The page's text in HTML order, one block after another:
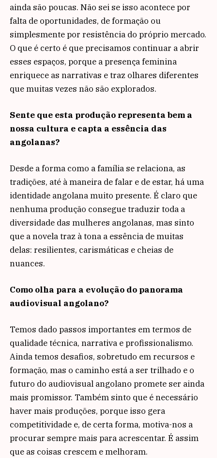
ainda são poucas. Não sei se isso acontece por
falta de oportunidades, de formação ou
simplesmente por resistência do próprio mercado.
O que é certo é que precisamos continuar a abrir
esses espaços, porque a presença feminina
enriquece as narrativas e traz olhares diferentes
que muitas vezes não são explorados.
Sente que esta produção representa bem a
nossa cultura e capta a essência das
angolanas?
Desde a forma como a família se relaciona, as
tradições, até à maneira de falar e de estar, há uma
identidade angolana muito presente. É claro que
nenhuma produção consegue traduzir toda a
diversidade das mulheres angolanas, mas sinto
que a novela traz à tona a essência de muitas
delas: resilientes, carismáticas e cheias de
nuances.
Como olha para a evolução do panorama
audiovisual angolano?
Temos dado passos importantes em termos de
qualidade técnica, narrativa e profissionalismo.
Ainda temos desafios, sobretudo em recursos e
formação, mas o caminho está a ser trilhado e o
futuro do audiovisual angolano promete ser ainda
mais promissor. Também sinto que é necessário
haver mais produções, porque isso gera
competitividade e, de certa forma, motiva-nos a
procurar sempre mais para acrescentar. É assim
que as coisas crescem e melhoram.